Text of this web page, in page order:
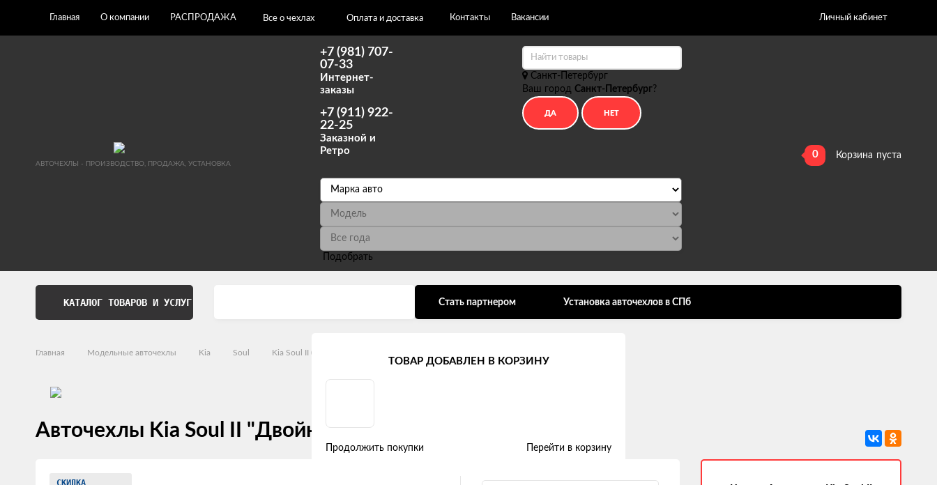
Главная О компании РАСПРОДАЖА Все о чехлах Оплата и доставка Контакты Вакансии Личный кабинет
АВТОЧЕХЛЫ - ПРОИЗВОДСТВО, ПРОДАЖА, УСТАНОВКА
+7 (981) 707-
07-33
Интернет-
заказы
+7 (911) 922-
22-25
Заказной и
Ретро
Санкт-Петербург
Ваш город Санкт-Петербург?
Подобрать
0 Корзина пуста
КАТАЛОГ ТОВАРОВ И УСЛУГ Стать партнером Установка авточехлов в СПб
Главная Модельные авточехлы Kia Soul Kia Soul II (2013 - 2016)
Авточехлы Kia Soul II "Двойной ромб" экокожа, черно-синий
СКИДКА
ТОВАР ДОБАВЛЕН В КОРЗИНУ
Продолжить покупки Перейти в корзину